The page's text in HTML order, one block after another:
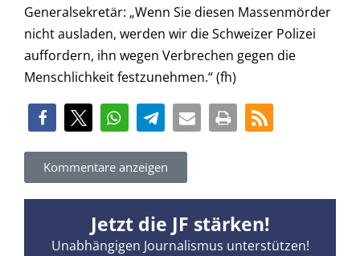
Generalsekretär: „Wenn Sie diesen Massenmörder
nicht ausladen, werden wir die Schweizer Polizei
auffordern, ihn wegen Verbrechen gegen die
Menschlichkeit festzunehmen.“ (fh)
Kommentare anzeigen
Jetzt die JF stärken!
Unabhängigen Journalismus unterstützen!